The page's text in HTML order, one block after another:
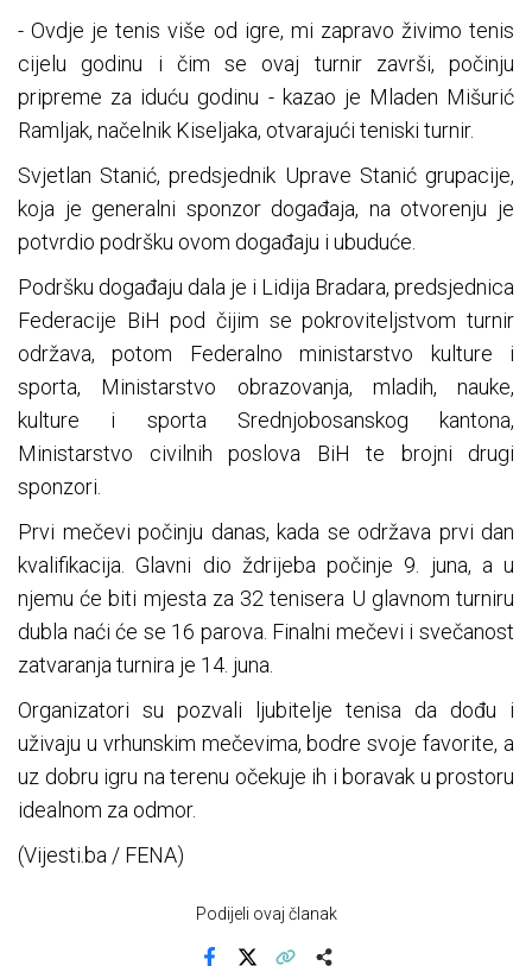
- Ovdje je tenis više od igre, mi zapravo živimo tenis
cijelu godinu i čim se ovaj turnir završi, počinju
pripreme za iduću godinu - kazao je Mladen Mišurić
Ramljak, načelnik Kiseljaka, otvarajući teniski turnir.
Svjetlan Stanić, predsjednik Uprave Stanić grupacije,
koja je generalni sponzor događaja, na otvorenju je
potvrdio podršku ovom događaju i ubuduće.
Podršku događaju dala je i Lidija Bradara, predsjednica
Federacije BiH pod čijim se pokroviteljstvom turnir
održava, potom Federalno ministarstvo kulture i
sporta, Ministarstvo obrazovanja, mladih, nauke,
kulture i sporta Srednjobosanskog kantona,
Ministarstvo civilnih poslova BiH te brojni drugi
sponzori.
Prvi mečevi počinju danas, kada se održava prvi dan
kvalifikacija. Glavni dio ždrijeba počinje 9. juna, a u
njemu će biti mjesta za 32 tenisera U glavnom turniru
dubla naći će se 16 parova. Finalni mečevi i svečanost
zatvaranja turnira je 14. juna.
Organizatori su pozvali ljubitelje tenisa da dođu i
uživaju u vrhunskim mečevima, bodre svoje favorite, a
uz dobru igru na terenu očekuje ih i boravak u prostoru
idealnom za odmor.
(Vijesti.ba / FENA)
Podijeli ovaj članak